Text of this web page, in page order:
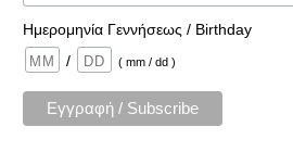
Ημερομηνία Γεννήσεως / Birthday
/
( mm / dd )